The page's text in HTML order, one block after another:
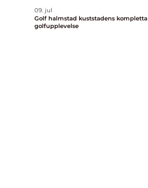
09. jul
Golf halmstad kuststadens kompletta
golfupplevelse